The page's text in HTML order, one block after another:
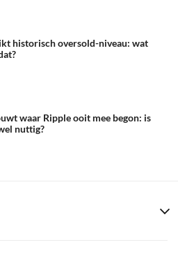
historisch oversold-niveau: wat
waar Ripple ooit mee begon: is
nuttig?